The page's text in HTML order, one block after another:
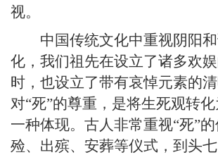
视。
中国传统文化中重视阴阳
化，我们祖先在设立了诸多欢
时，也设立了带有哀悼元素的
对“死”的尊重，是将生死观转
一种体现。古人非常重视“死”
殓、出殡、安葬等仪式，到头